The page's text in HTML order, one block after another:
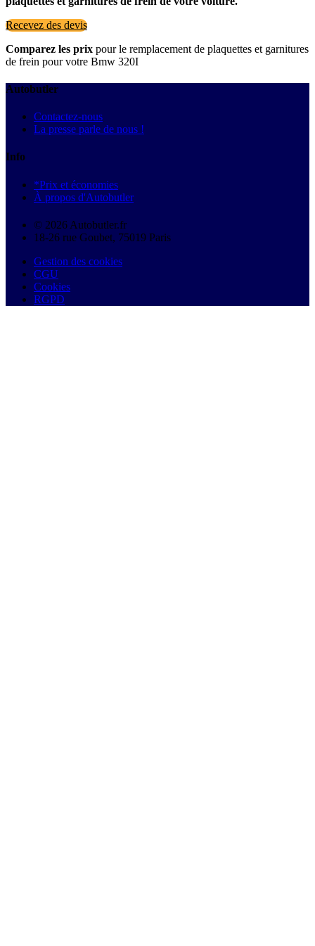
Recevez des devis
Comparez les prix pour le remplacement de plaquettes et garnitures
de frein pour votre Bmw 320I
Autobutler
Contactez-nous
La presse parle de nous !
Info
*Prix et économies
À propos d'Autobutler
© 2026 Autobutler.fr
18-26 rue Goubet, 75019 Paris
Gestion des cookies
CGU
Cookies
RGPD